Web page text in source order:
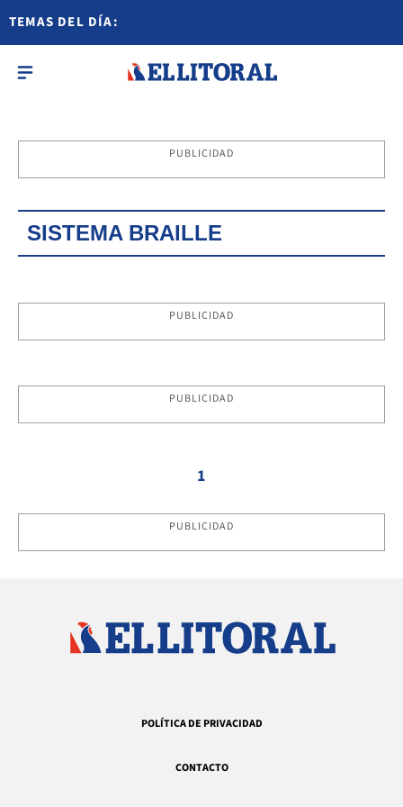
TEMAS DEL DÍA:
PUBLICIDAD
SISTEMA BRAILLE
PUBLICIDAD
PUBLICIDAD
1
PUBLICIDAD
POLÍTICA DE PRIVACIDAD
CONTACTO